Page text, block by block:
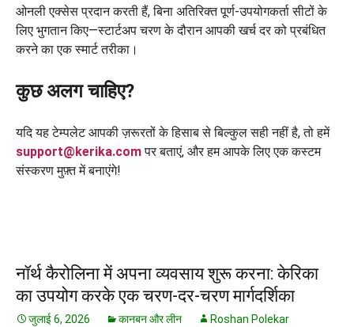
ओनली एक्सेस प्रदान करती हैं, बिना अतिरिक्त पूर्ण-उपयोगकर्ता सीटों के
लिए भुगतान किए—स्टार्टअप चरण के दौरान आपकी खर्च दर को प्रबंधित
करने का एक स्मार्ट तरीका।
कुछ अलग चाहिए?
यदि यह टेम्पलेट आपकी ज़रूरतों के हिसाब से बिल्कुल सही नहीं है, तो हमें
support@kerika.comपर बताएं, और हम आपके लिए एक कस्टम
संस्करण मुफ़्त में बनाएंगे!
नॉर्थ कैरोलिना में अपना व्यवसाय शुरू करना: केरिका
का उपयोग करके एक चरण-दर-चरण मार्गदर्शिका
जुलाई 6, 2026 कानबन और लीन Roshan Polekar